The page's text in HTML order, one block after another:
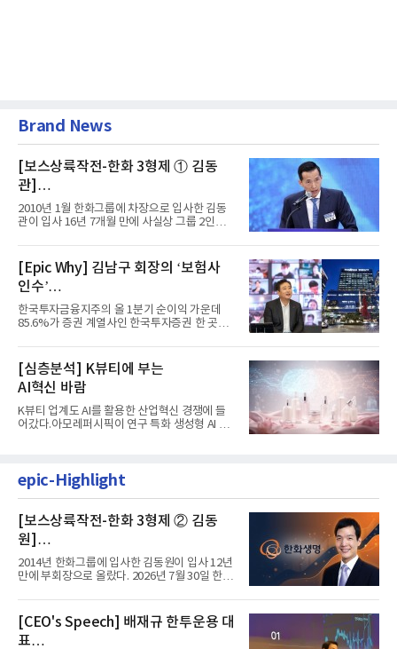
Brand News
[보스상륙작전-한화 3형제 ① 김동
관]
입사 16년 만에 수석부회장 … 경영승
계 ‘초읽기’
2010년 1월 한화그룹에 차장으로 입사한 김동
관이 입사 16년 7개월 만에 사실상 그룹 2인자
[Epic Why] 김남구 회장의 ‘보험사
인수’
발걸음이 신중해진 배경은?
한국투자금융지주의 올 1분기 순이익 가운데
85.6%가 증권 계열사인 한국투자증권 한 곳에
[심층분석] K뷰티에 부는
AI혁신 바람
K뷰티 업계도 AI를 활용한 산업혁신 경쟁에 들
어갔다.아모레퍼시픽이 연구 특화 생성형 AI 플
epic-Highlight
[보스상륙작전-한화 3형제 ② 김동
원]
입사 12년 만에 금융계열 수장 등극
2014년 한화그룹에 입사한 김동원이 입사 12년
만에 부회장으로 올랐다. 2026년 7월 30일 한화
[CEO's Speech] 배재규 한투운용 대
표